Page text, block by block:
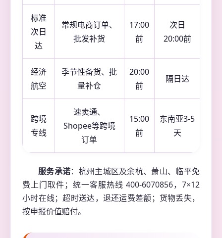
标准
次日
达
常规电商订单、
批发补货
17:00
前
次日
20:00前
经济
航空
季节性备货、批
量补仓
20:00
前
隔日达
跨境
专线
速卖通、
Shopee等跨境
订单
15:00
前
东南亚3-5
天
服务承诺：杭州主城区及余杭、萧山、临平免
费上门取件；统一客服热线 400-6070856，7×12
小时在线；超时送达，退还运费差额；货物丢失，
按申报价值赔付。